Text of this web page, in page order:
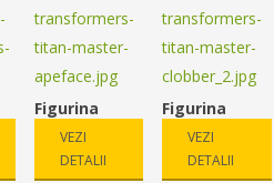
Figurina
TRANSFORME
RS Titan
Master –
VEZI
DETALII
Figurina
TRANSFORME
RS Titan
Master –
VEZI
DETALII